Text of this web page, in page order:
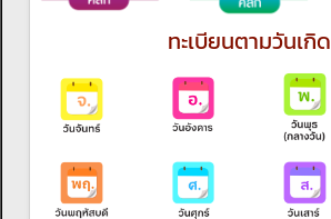
ทะเบียนตามวันเกิด